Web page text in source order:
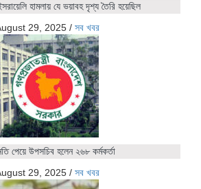
হামলায় যে ভয়াবহ দৃশ্য তৈরি হয়েছিল
29, 2025 / সব খবর
পেয়ে উপসচিব হলেন ২৬৮ কর্মকর্তা
29, 2025 / সব খবর